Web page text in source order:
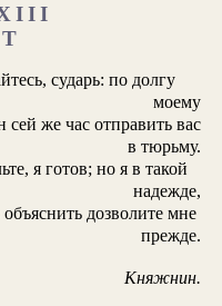
сударь: по долгу
моему
сей же час отправить вас
в тюрьму.
я готов; но я в такой
надежде,
дозволите мне
прежде.
Княжнин.